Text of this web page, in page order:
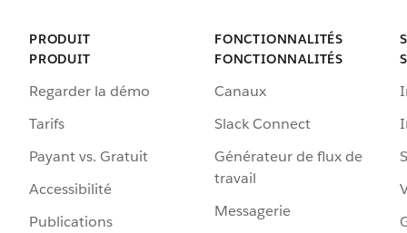
PRODUIT
PRODUIT
Regarder la démo
Tarifs
Payant vs. Gratuit
Accessibilité
Publications
FONCTIONNALITÉS
FONCTIONNALITÉS
Canaux
Slack Connect
Générateur de flux de
travail
Messagerie